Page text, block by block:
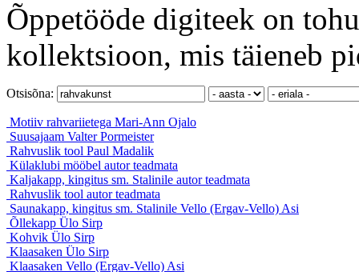
Õppetööde digiteek on
kollektsioon, mis täieneb
Otsisõna:
Motiiv rahvariietega Mari-Ann Ojalo
Suusajaam Valter Pormeister
Rahvuslik tool Paul Madalik
Külaklubi mööbel autor teadmata
Kaljakapp, kingitus sm. Stalinile autor teadmata
Rahvuslik tool autor teadmata
Saunakapp, kingitus sm. Stalinile Vello (Ergav-Vello) Asi
Õllekapp Ülo Sirp
Kohvik Ülo Sirp
Klaasaken Ülo Sirp
Klaasaken Vello (Ergav-Vello) Asi